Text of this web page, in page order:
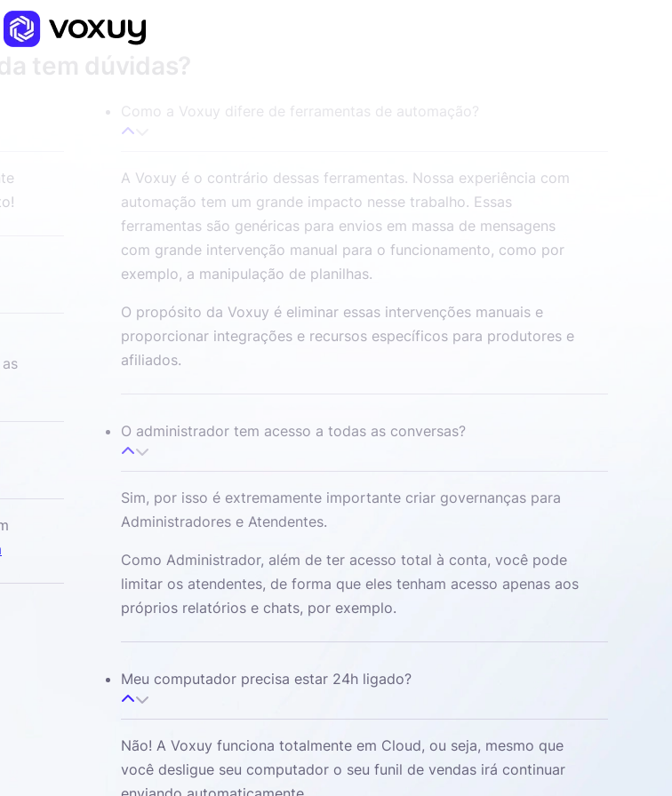
tem dúvidas?
Como a Voxuy difere de ferramentas de automação?
A Voxuy é o contrário dessas ferramentas. Nossa experiência com
automação tem um grande impacto nesse trabalho. Essas
ferramentas são genéricas para envios em massa de mensagens
com grande intervenção manual para o funcionamento, como por
exemplo, a manipulação de planilhas.
O propósito da Voxuy é eliminar essas intervenções manuais e
proporcionar integrações e recursos específicos para produtores e
afiliados.
O administrador tem acesso a todas as conversas?
Sim, por isso é extremamente importante criar governanças para
Administradores e Atendentes.
Como Administrador, além de ter acesso total à conta, você pode
limitar os atendentes, de forma que eles tenham acesso apenas aos
próprios relatórios e chats, por exemplo.
Meu computador precisa estar 24h ligado?
Não! A Voxuy funciona totalmente em Cloud, ou seja, mesmo que
você desligue seu computador o seu funil de vendas irá continuar